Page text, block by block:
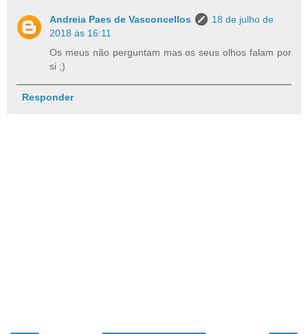
Andreia Paes de Vasconcellos
18 de julho de
2018 às 16:11
Os meus não perguntam mas os seus olhos falam por
si ;)
Responder